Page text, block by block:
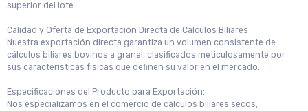
superior del lote.
Calidad y Oferta de Exportación Directa de Cálculos Biliares
Nuestra exportación directa garantiza un volumen consistente de
cálculos biliares bovinos a granel, clasificados meticulosamente por
sus características físicas que definen su valor en el mercado.
Especificaciones del Producto para Exportación:
Nos especializamos en el comercio de cálculos biliares secos,